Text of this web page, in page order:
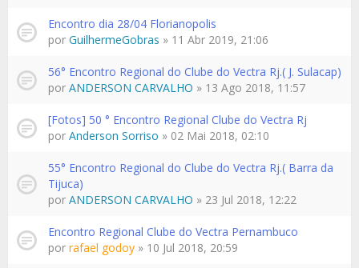
Encontro dia 28/04 Florianopolis
por GuilhermeGobras » 11 Abr 2019, 21:06
56° Encontro Regional do Clube do Vectra Rj.( J. Sulacap)
por ANDERSON CARVALHO » 13 Ago 2018, 11:57
[Fotos] 50 ° Encontro Regional Clube do Vectra Rj
por Anderson Sorriso » 02 Mai 2018, 02:10
55° Encontro Regional do Clube do Vectra Rj.( Barra da
Tijuca)
por ANDERSON CARVALHO » 23 Jul 2018, 12:22
Encontro Regional Clube do Vectra Pernambuco
por rafael godoy » 10 Jul 2018, 20:59